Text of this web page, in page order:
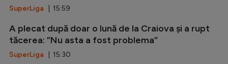
SuperLiga | 15:59
A plecat după doar o lună de la Craiova și a rupt
tăcerea: ”Nu asta a fost problema”
SuperLiga | 15:30